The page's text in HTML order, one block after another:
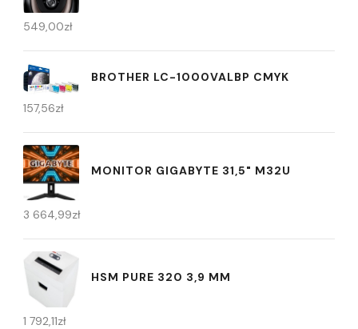
549,00zł
BROTHER LC-1000VALBP CMYK
157,56zł
MONITOR GIGABYTE 31,5" M32U
3 664,99zł
HSM PURE 320 3,9 MM
1 792,11zł